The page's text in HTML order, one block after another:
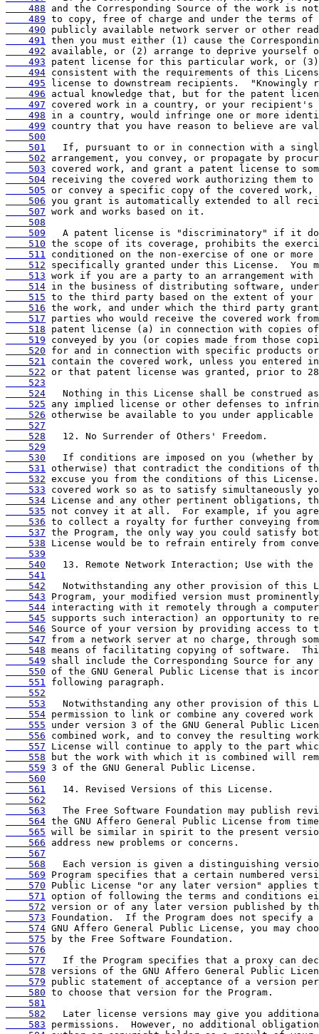
    488
    489
    490
    491
    492
    493
    494
    495
    496
    497
    498
    499
    500
    501
    502
    503
    504
    505
    506
    507
    508
    509
    510
    511
    512
    513
    514
    515
    516
    517
    518
    519
    520
    521
    522
    523
    524
    525
    526
    527
    528
    529
    530
    531
    532
    533
    534
    535
    536
    537
    538
    539
    540
    541
    542
    543
    544
    545
    546
    547
    548
    549
    550
    551
    552
    553
    554
    555
    556
    557
    558
    559
    560
    561
    562
    563
    564
    565
    566
    567
    568
    569
    570
    571
    572
    573
    574
    575
    576
    577
    578
    579
    580
    581
    582
    583